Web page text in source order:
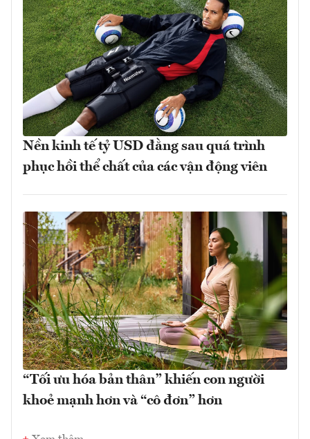
Nền kinh tế tỷ USD đằng sau quá trình
phục hồi thể chất của các vận động viên
“Tối ưu hóa bản thân” khiến con người
khoẻ mạnh hơn và “cô đơn” hơn